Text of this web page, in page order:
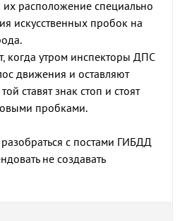
их расположение специально
искусственных пробок на
когда утром инспекторы ДПС
движения и оставляют
ставят знак стоп и стоят
пробками.
с постами ГИБДД
не создавать